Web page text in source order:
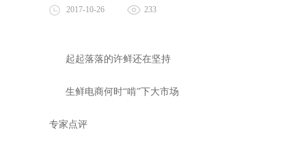
2017-10-26
233
起起落落的许鲜还在坚持
生鲜电商何时“啃”下大市场
专家点评